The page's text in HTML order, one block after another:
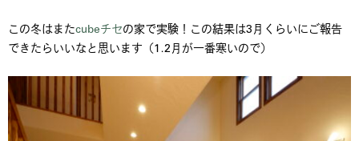
この冬はまたcubeチセの家で実験！この結果は3月くらいにご報告
できたらいいなと思います（1.2月が一番寒いので）